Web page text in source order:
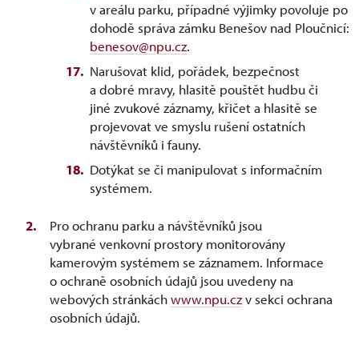
v areálu parku, případné výjimky povoluje po
dohodě správa zámku Benešov nad Ploučnicí:
benesov@npu.cz.
Narušovat klid, pořádek, bezpečnost
a dobré mravy, hlasitě pouštět hudbu či
jiné zvukové záznamy, křičet a hlasitě se
projevovat ve smyslu rušení ostatních
návštěvníků i fauny.
Dotýkat se či manipulovat s informačním
systémem.
Pro ochranu parku a návštěvníků jsou
vybrané venkovní prostory monitorovány
kamerovým systémem se záznamem. Informace
o ochraně osobních údajů jsou uvedeny na
webových stránkáchwww.npu.czv sekci ochrana
osobních údajů.